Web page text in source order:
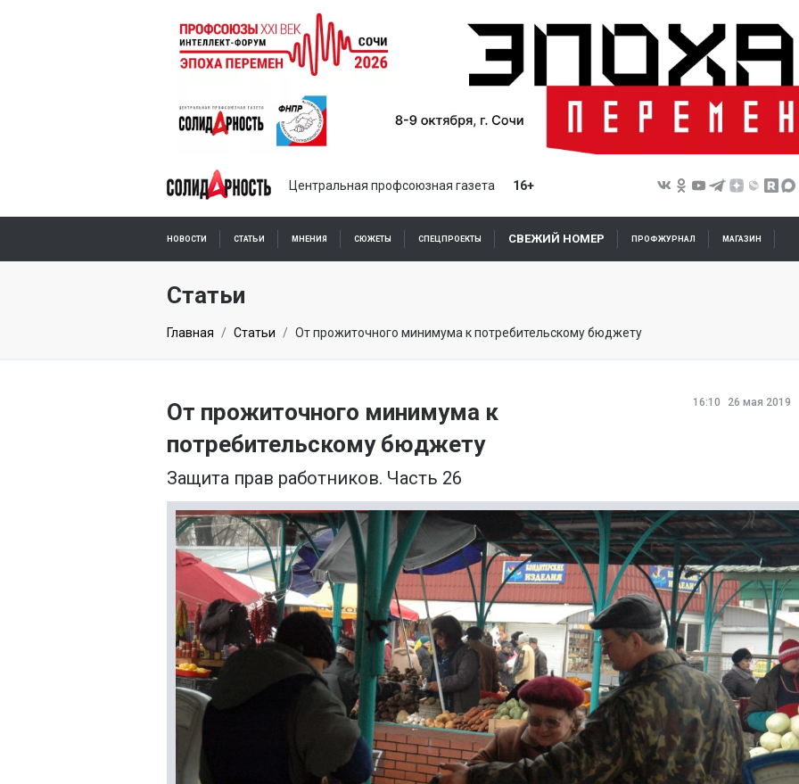
Центральная профсоюзная газета 16+
НОВОСТИ СТАТЬИ МНЕНИЯ СЮЖЕТЫ СПЕЦПРОЕКТЫ СВЕЖИЙ НОМЕР ПРОФЖУРНАЛ МАГАЗИН
Статьи
Главная Статьи От прожиточного минимума к потребительскому бюджету
16:10 26 мая 2019
От прожиточного минимума к
потребительскому бюджету
Защита прав работников. Часть 26